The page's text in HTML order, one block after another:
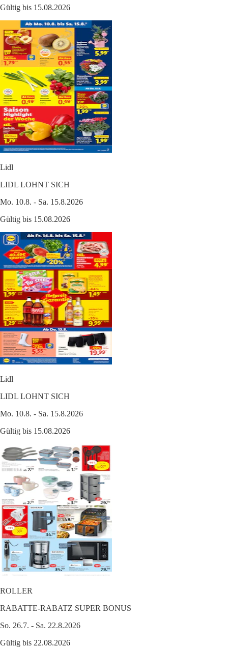
Gültig bis 15.08.2026
Lidl
LIDL LOHNT SICH
Mo. 10.8. - Sa. 15.8.2026
Gültig bis 15.08.2026
Lidl
LIDL LOHNT SICH
Mo. 10.8. - Sa. 15.8.2026
Gültig bis 15.08.2026
ROLLER
RABATTE-RABATZ SUPER BONUS
So. 26.7. - Sa. 22.8.2026
Gültig bis 22.08.2026